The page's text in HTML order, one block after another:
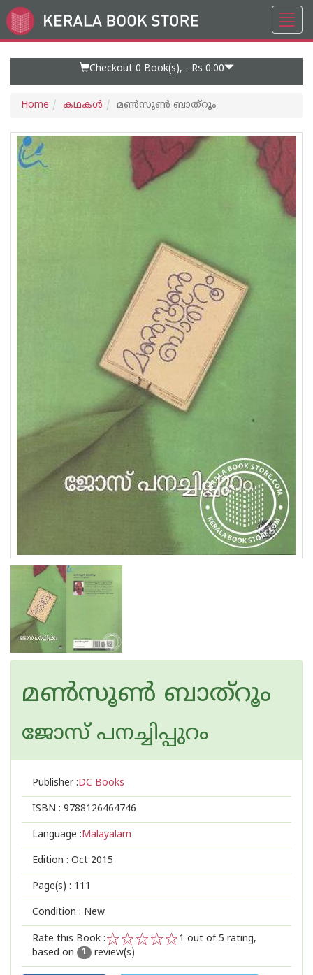
Go
to
Checkout 0 Book(s), - Rs 0.00
Home കഥകള്‍ മണ്‍സൂണ്‍ ബാത്റൂം
മണ്‍സൂണ്‍ ബാത്റൂം
ജോസ് പനച്ചിപ്പുറം
Publisher :DC Books
ISBN : 9788126464746
Language :Malayalam
Edition : Oct 2015
Page(s) : 111
Condition : New
Rate this Book :
2
1
1 out of 5 rating,
based on
1 review(s)